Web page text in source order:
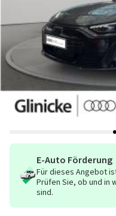
E-Auto Förderung
Für dieses Angebot
Prüfen Sie, ob und in
sind.